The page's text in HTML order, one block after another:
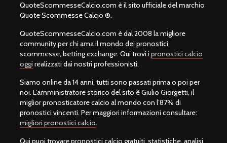
QuoteScommesseCalcio.com è il sito ufficiale del marchio
Quote Scommesse Calcio ®.
QuoteScommesseCalcio.com è dal 2008 la migliore
community per chi ama il mondo dei pronostici,
scommesse, betting exchange. Qui trovi i pronostici calcio
oggi realizzati dai nostri professionisti.
Siamo online da 14 anni, tutti sono passati prima o poi per
noi. L’amministratore storico del sito è Giulio Giorgetti, il
miglior pronosticatore calcio al mondo con l’87% di
pronostici vincenti. Per maggiori informazioni consultare:
migliori pronostici calcio.